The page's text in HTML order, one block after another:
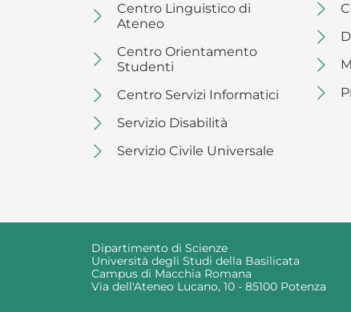
Centro Linguistico di
Ateneo
Centro Orientamento
Studenti
Centro Servizi Informatici
Servizio Disabilità
Servizio Civile Universale
Dipartimento di Scienze
Università degli Studi della Basilicata
Campus di Macchia Romana
Via dell'Ateneo Lucano, 10 - 85100 Potenza